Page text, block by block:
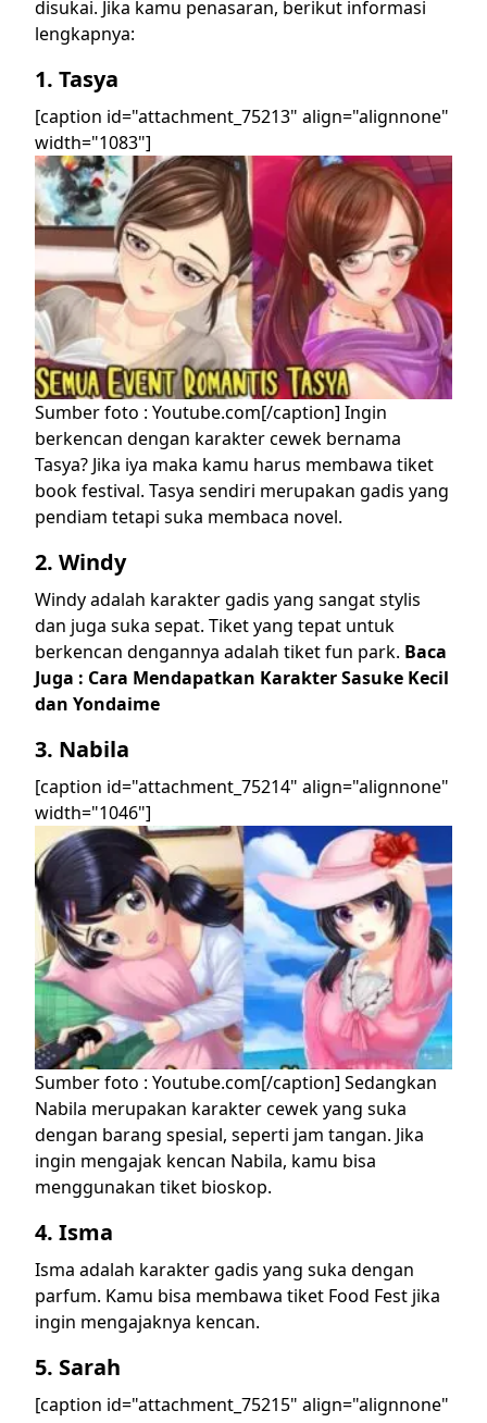
disukai. Jika kamu penasaran, berikut informasi
lengkapnya:
1. Tasya
[caption id="attachment_75213" align="alignnone"
width="1083"]
Sumber foto : Youtube.com[/caption] Ingin
berkencan dengan karakter cewek bernama
Tasya? Jika iya maka kamu harus membawa tiket
book festival. Tasya sendiri merupakan gadis yang
pendiam tetapi suka membaca novel.
2. Windy
Windy adalah karakter gadis yang sangat stylis
dan juga suka sepat. Tiket yang tepat untuk
berkencan dengannya adalah tiket fun park. Baca
Juga : Cara Mendapatkan Karakter Sasuke Kecil
dan Yondaime
3. Nabila
[caption id="attachment_75214" align="alignnone"
width="1046"]
Sumber foto : Youtube.com[/caption] Sedangkan
Nabila merupakan karakter cewek yang suka
dengan barang spesial, seperti jam tangan. Jika
ingin mengajak kencan Nabila, kamu bisa
menggunakan tiket bioskop.
4. Isma
Isma adalah karakter gadis yang suka dengan
parfum. Kamu bisa membawa tiket Food Fest jika
ingin mengajaknya kencan.
5. Sarah
[caption id="attachment_75215" align="alignnone"